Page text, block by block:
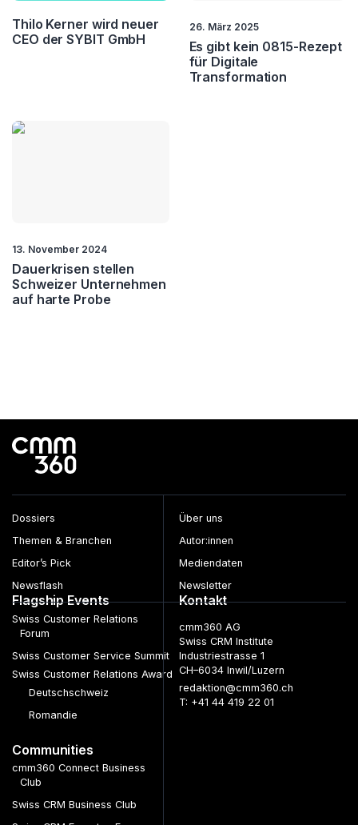
Thilo Kerner wird neuer
CEO der SYBIT GmbH
26. März 2025
Es gibt kein 0815-Rezept
für Digitale
Transformation
13. November 2024
Dauerkrisen stellen
Schweizer Unternehmen
auf harte Probe
Dossiers
Themen & Branchen
Editor’s Pick
Newsflash
Über uns
Autor:innen
Mediendaten
Newsletter
Flagship Events
Swiss Customer Relations
Forum
Swiss Customer Service Summit
Swiss Customer Relations Award
Deutschschweiz
Romandie
Communities
cmm360 Connect Business
Club
Swiss CRM Business Club
Kontakt
cmm360 AG
Swiss CRM Institute
Industriestrasse 1
CH–6034 Inwil/Luzern
redaktion@cmm360.ch
T: +41 44 419 22 01